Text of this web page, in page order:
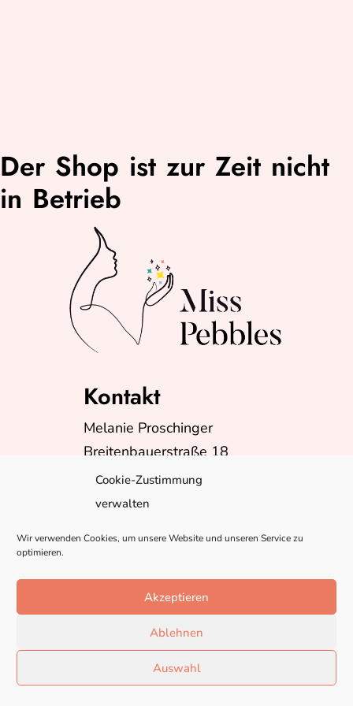
Cookie-Zustimmung
verwalten
Wir verwenden Cookies, um unsere Website und unseren Service zu
optimieren.
Akzeptieren
Ablehnen
Auswahl
Der Shop ist zur Zeit nicht
in Betrieb
Kontakt
Melanie Proschinger
Breitenbauerstraße 18
A-5230 Mattighofen
Telefon:+43(0)6602624399